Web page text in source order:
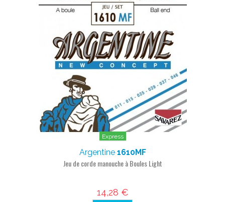
Express
Argentine 1610MF
Jeu de corde manouche à Boules Light
14,28 €